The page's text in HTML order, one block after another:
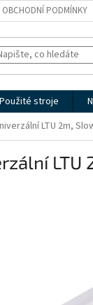
OBCHODNÍ PODMÍNKY
Použité stroje
LTU 2m,
LTU